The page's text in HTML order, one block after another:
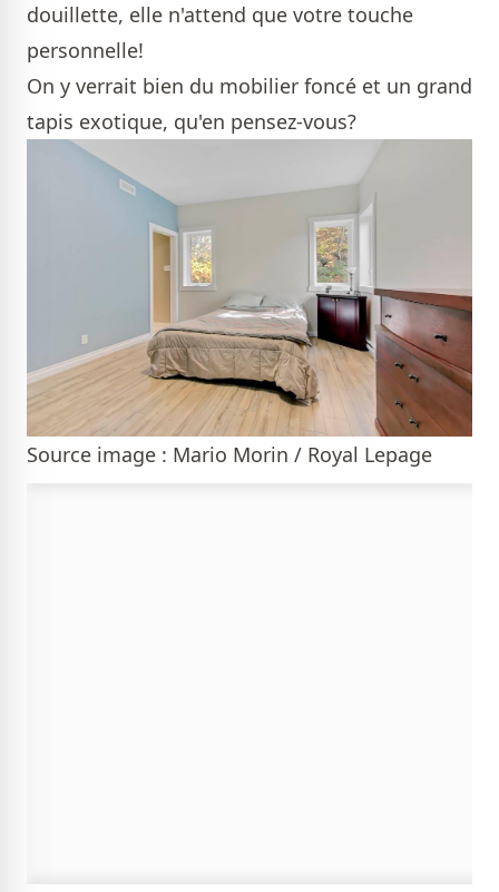
douillette, elle n'attend que votre touche
personnelle!
On y verrait bien du mobilier foncé et un grand
tapis exotique, qu'en pensez-vous?
Source image : Mario Morin / Royal Lepage